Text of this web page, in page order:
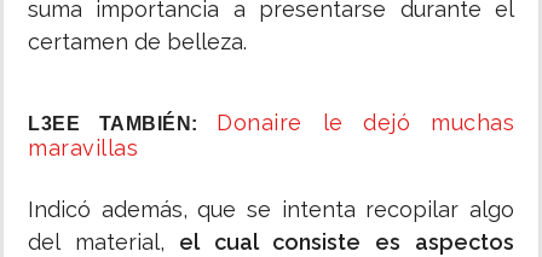
suma importancia a presentarse durante el
certamen de belleza.
L3EE TAMBIÉN: Donaire le dejó muchas
maravillas
Indicó además, que se intenta recopilar algo
del material, el cual consiste es aspectos